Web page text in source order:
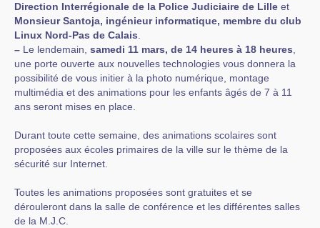
Direction Interrégionale de la Police Judiciaire de Lille et
Monsieur Santoja, ingénieur informatique, membre du club
Linux Nord-Pas de Calais
– Le lendemain, samedi 11 mars, de 14 heures à 18 heures
une porte ouverte aux nouvelles technologies vous donnera la
possibilité de vous initier à la photo numérique, montage
multimédia et des animations pour les enfants âgés de 7 à 11
ans seront mises en place.
Durant toute cette semaine, des animations scolaires sont
proposées aux écoles primaires de la ville sur le thème de la
sécurité sur Internet.
Toutes les animations proposées sont gratuites et se
dérouleront dans la salle de conférence et les différentes salles
de la M.J.C.